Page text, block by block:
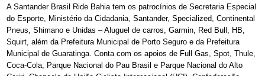
A Santander Brasil Ride Bahia tem os patrocínios de Secretaria Especial
do Esporte, Ministério da Cidadania, Santander, Specialized, Continental
Pneus, Shimano e Unidas – Aluguel de carros, Garmin, Red Bull, HB,
Squirt, além da Prefeitura Municipal de Porto Seguro e da Prefeitura
Municipal de Guaratinga. Conta com os apoios de Full Gas, Spot, Thule,
Coca-Cola, Parque Nacional do Pau Brasil e Parque Nacional do Alto